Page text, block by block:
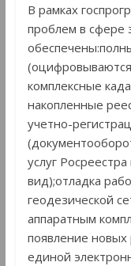
В рамках
проблем в сфере
комплексные
накопленные
учетно-
услуг
вид);отладка
геодезической
аппаратным
появление
единой